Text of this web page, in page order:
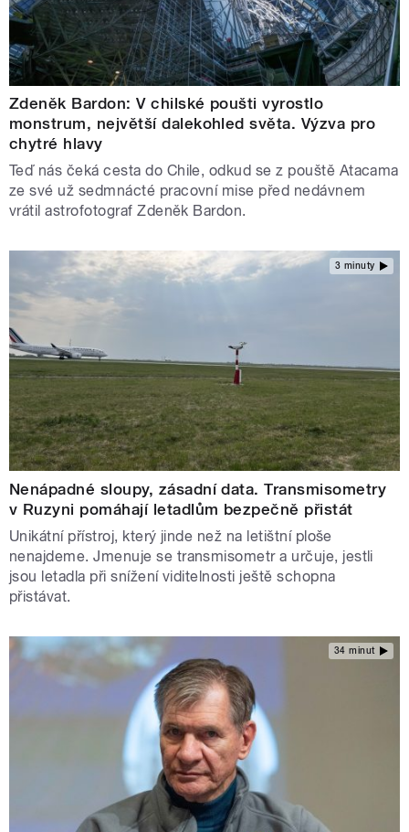
Zdeněk Bardon: V chilské poušti vyrostlo
monstrum, největší dalekohled světa. Výzva pro
chytré hlavy
Teď nás čeká cesta do Chile, odkud se z pouště Atacama
ze své už sedmnácté pracovní mise před nedávnem
vrátil astrofotograf Zdeněk Bardon.
3 minuty
Nenápadné sloupy, zásadní data. Transmisometry
v Ruzyni pomáhají letadlům bezpečně přistát
Unikátní přístroj, který jinde než na letištní ploše
nenajdeme. Jmenuje se transmisometr a určuje, jestli
jsou letadla při snížení viditelnosti ještě schopna
přistávat.
34 minut